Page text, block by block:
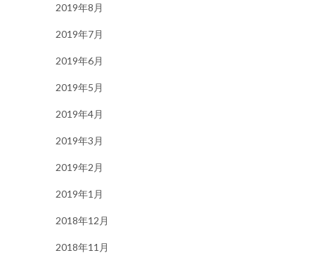
2019年8月
2019年7月
2019年6月
2019年5月
2019年4月
2019年3月
2019年2月
2019年1月
2018年12月
2018年11月